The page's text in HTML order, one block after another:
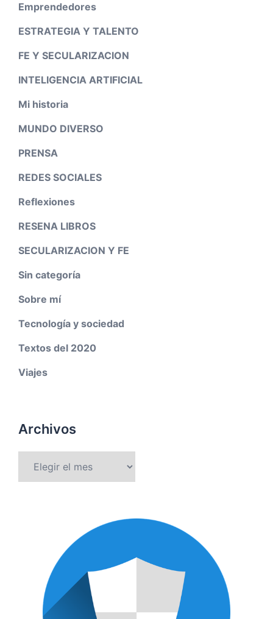
Emprendedores
ESTRATEGIA Y TALENTO
FE Y SECULARIZACION
INTELIGENCIA ARTIFICIAL
Mi historia
MUNDO DIVERSO
PRENSA
REDES SOCIALES
Reflexiones
RESENA LIBROS
SECULARIZACION Y FE
Sin categoría
Sobre mí
Tecnología y sociedad
Textos del 2020
Viajes
Archivos